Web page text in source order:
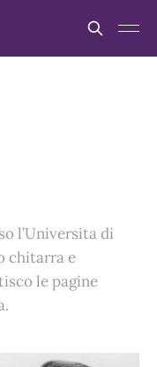
l’Universita di
chitarra e
le pagine